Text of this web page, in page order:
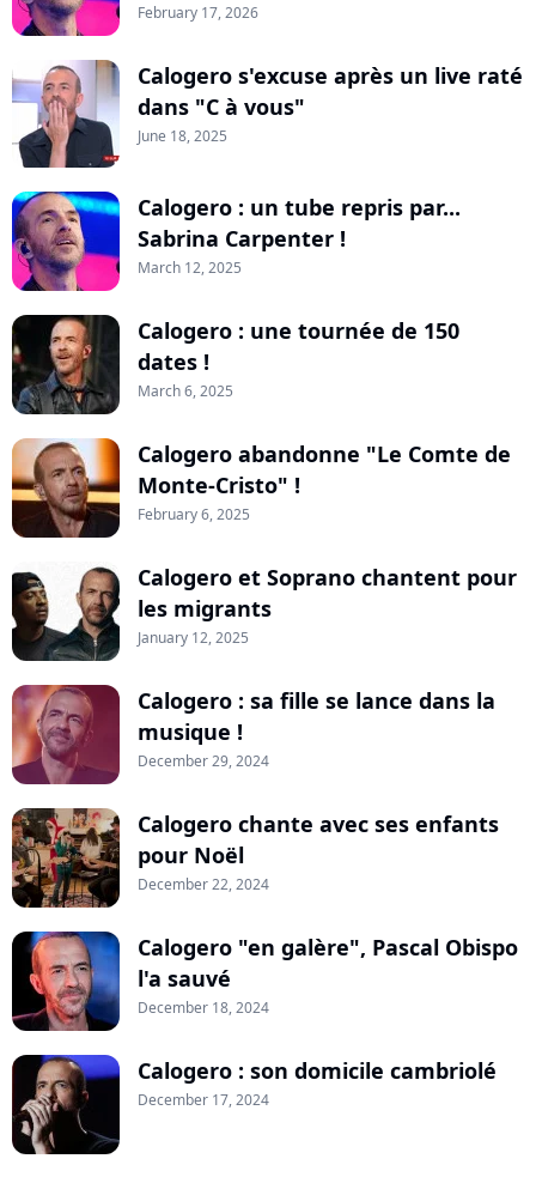
February 17, 2026
Calogero s'excuse après un live raté
dans "C à vous"
June 18, 2025
Calogero : un tube repris par...
Sabrina Carpenter !
March 12, 2025
Calogero : une tournée de 150
dates !
March 6, 2025
Calogero abandonne "Le Comte de
Monte-Cristo" !
February 6, 2025
Calogero et Soprano chantent pour
les migrants
January 12, 2025
Calogero : sa fille se lance dans la
musique !
December 29, 2024
Calogero chante avec ses enfants
pour Noël
December 22, 2024
Calogero "en galère", Pascal Obispo
l'a sauvé
December 18, 2024
Calogero : son domicile cambriolé
December 17, 2024